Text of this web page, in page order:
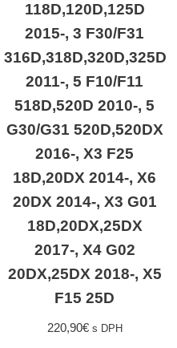
118D,120D,125D
2015-, 3 F30/F31
316D,318D,320D,325D
2011-, 5 F10/F11
518D,520D 2010-, 5
G30/G31 520D,520DX
2016-, X3 F25
18D,20DX 2014-, X6
20DX 2014-, X3 G01
18D,20DX,25DX
2017-, X4 G02
20DX,25DX 2018-, X5
F15 25D
220,90€ s DPH